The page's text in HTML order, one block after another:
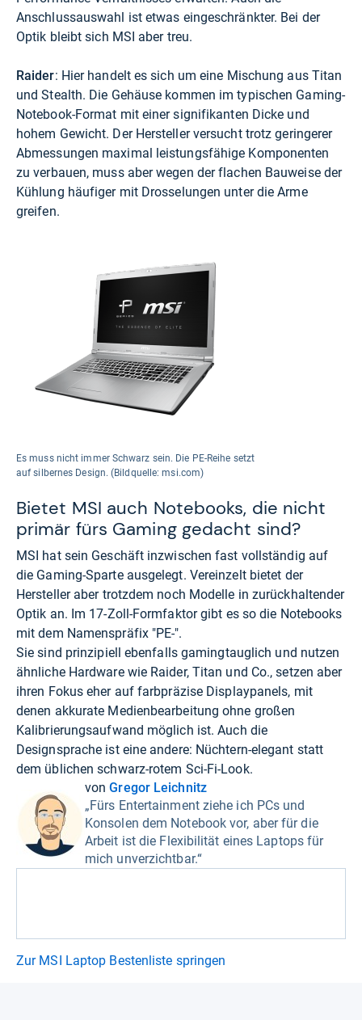
Anschlussauswahl ist etwas eingeschränkter. Bei der
Optik bleibt sich MSI aber treu.
Raider: Hier handelt es sich um eine Mischung aus Titan
und Stealth. Die Gehäuse kommen im typischen Gaming-
Notebook-Format mit einer signifikanten Dicke und
hohem Gewicht. Der Hersteller versucht trotz geringerer
Abmessungen maximal leistungsfähige Komponenten
zu verbauen, muss aber wegen der flachen Bauweise der
Kühlung häufiger mit Drosselungen unter die Arme
greifen.
Es muss nicht immer Schwarz sein. Die PE-Reihe setzt
auf silbernes Design. (Bildquelle: msi.com)
Bietet MSI auch Notebooks, die nicht
primär fürs Gaming gedacht sind?
MSI hat sein Geschäft inzwischen fast vollständig auf
die Gaming-Sparte ausgelegt. Vereinzelt bietet der
Hersteller aber trotzdem noch Modelle in zurückhaltender
Optik an. Im 17-Zoll-Formfaktor gibt es so die Notebooks
mit dem Namenspräfix "PE-".
Sie sind prinzipiell ebenfalls gamingtauglich und nutzen
ähnliche Hardware wie Raider, Titan und Co., setzen aber
ihren Fokus eher auf farbpräzise Displaypanels, mit
denen akkurate Medienbearbeitung ohne großen
Kalibrierungsaufwand möglich ist. Auch die
Designsprache ist eine andere: Nüchtern-elegant statt
dem üblichen schwarz-rotem Sci-Fi-Look.
vonGregor Leichnitz
„Fürs Entertainment ziehe ich PCs und
Konsolen dem Notebook vor, aber für die
Arbeit ist die Flexibilität eines Laptops für
mich unverzichtbar.“
Zur MSI Laptop Bestenliste springen